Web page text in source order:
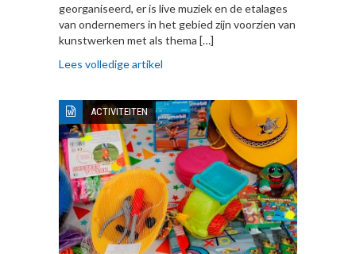
georganiseerd, er is live muziek en de etalages
van ondernemers in het gebied zijn voorzien van
kunstwerken met als thema […]
Lees volledige artikel
ACTIVITEITEN